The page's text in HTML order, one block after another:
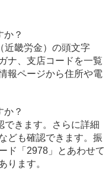
か？
近畿労金）の頭文字
ナ、支店コードを一覧
報ページから住所や電
か？
できます。さらに詳細
ども確認できます。振
ド「2978」とあわせて
ります。